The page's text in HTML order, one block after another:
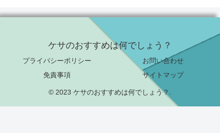
ケサのおすすめは何でしょう？
プライバシーポリシー
お問い合わせ
免責事項
サイトマップ
© 2023 ケサのおすすめは何でしょう？.